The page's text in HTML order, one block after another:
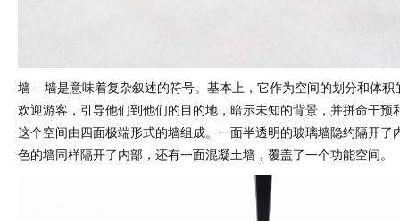
墙 – 墙是意味着复杂叙述的符号。基本上，它作为空间的划分和体积
欢迎游客，引导他们到他们的目的地，暗示未知的背景，并拼命干预
这个空间由四面极端形式的墙组成。一面半透明的玻璃墙隐约隔开了
色的墙同样隔开了内部，还有一面混凝土墙，覆盖了一个功能空间。